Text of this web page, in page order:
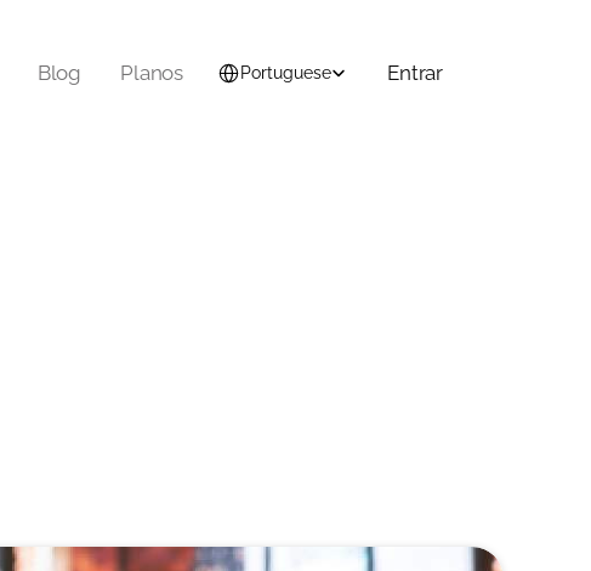
Blog Planos Portuguese Entrar